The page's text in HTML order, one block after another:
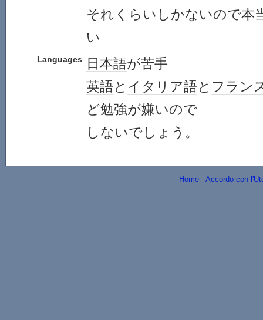
それくらい しかないので本
い
Languages 日本語が苦手
英語と イタリア語と フラン
ど勉強が嫌いので
しないでしょう。
Home - Accordo con